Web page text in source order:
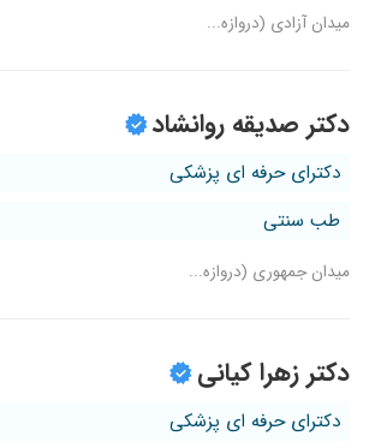
میدان آزادی (دروازه...
دکتر صدیقه روانشاد
دکترای حرفه ای پزشکی
طب سنتی
میدان جمهوری (دروازه...
دکتر زهرا کیانی
دکترای حرفه ای پزشکی